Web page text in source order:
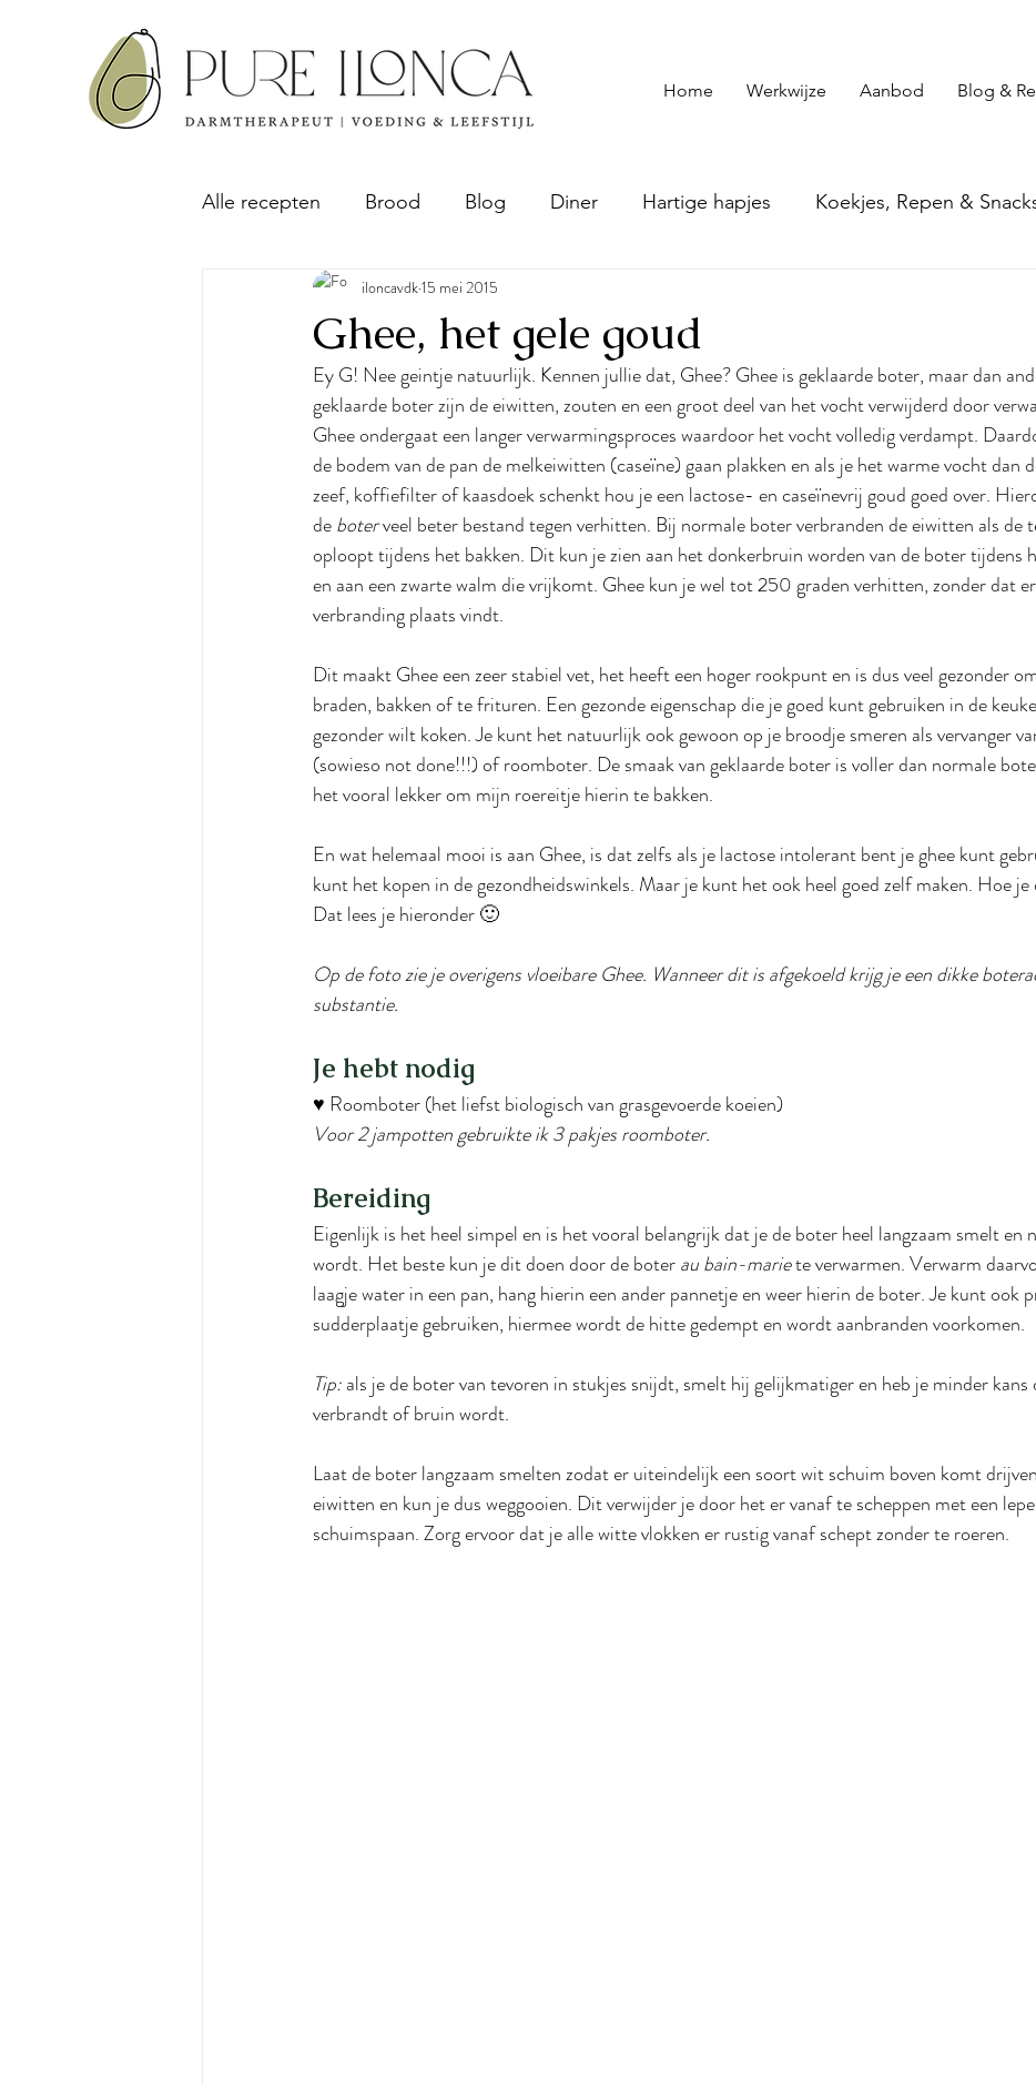
Home Werkwijze Aanbod Blog &
Alle recepten Brood Blog Diner Hartige hapjes Koekjes, Repen &
Sap & Pulp recepten
Taart & Cake
Ghee, het gele goud
iloncavdk15 mei 2015
Ey G! Nee geintje natuurlijk. Kennen jullie dat, Ghee? Ghee is geklaarde boter, maar dan
geklaarde boter zijn de eiwitten, zouten en een groot deel van het vocht verwijderd door
Ghee ondergaat een langer verwarmingsproces waardoor het vocht volledig verdampt.
de bodem van de pan de melkeiwitten (caseïne) gaan plakken en als je het warme vocht dan
zeef, koffiefilter of kaasdoek schenkt hou je een lactose- en caseïnevrij goud goed over.
de boter veel beter bestand tegen verhitten. Bij normale boter verbranden de eiwitten als de
oploopt tijdens het bakken. Dit kun je zien aan het donkerbruin worden van de boter tijdens
en aan een zwarte walm die vrijkomt. Ghee kun je wel tot 250 graden verhitten, zonder dat er
verbranding plaats vindt.
Dit maakt Ghee een zeer stabiel vet, het heeft een hoger rookpunt en is dus veel gezonder
braden, bakken of te frituren. Een gezonde eigenschap die je goed kunt gebruiken in de
gezonder wilt koken. Je kunt het natuurlijk ook gewoon op je broodje smeren als vervanger
(sowieso not done!!!) of roomboter. De smaak van geklaarde boter is voller dan normale
het vooral lekker om mijn roereitje hierin te bakken.
En wat helemaal mooi is aan Ghee, is dat zelfs als je lactose intolerant bent je ghee kunt
kunt het kopen in de gezondheidswinkels. Maar je kunt het ook heel goed zelf maken. Hoe
Dat lees je hieronder 🙂
Op de foto zie je overigens vloeibare Ghee. Wanneer dit is afgekoeld krijg je een dikke
substantie.
Je hebt nodig
♥ Roomboter (het liefst biologisch van grasgevoerde koeien)
Voor 2 jampotten gebruikte ik 3 pakjes roomboter.
Bereiding
Eigenlijk is het heel simpel en is het vooral belangrijk dat je de boter heel langzaam smelt en
wordt. Het beste kun je dit doen door de boter au bain-marie te verwarmen. Verwarm
laagje water in een pan, hang hierin een ander pannetje en weer hierin de boter. Je kunt ook
sudderplaatje gebruiken, hiermee wordt de hitte gedempt en wordt aanbranden voorkomen.
Tip: als je de boter van tevoren in stukjes snijdt, smelt hij gelijkmatiger en heb je minder kans
verbrandt of bruin wordt.
Laat de boter langzaam smelten zodat er uiteindelijk een soort wit schuim boven komt
eiwitten en kun je dus weggooien. Dit verwijder je door het er vanaf te scheppen met een
schuimspaan. Zorg ervoor dat je alle witte vlokken er rustig vanaf schept zonder te roeren.